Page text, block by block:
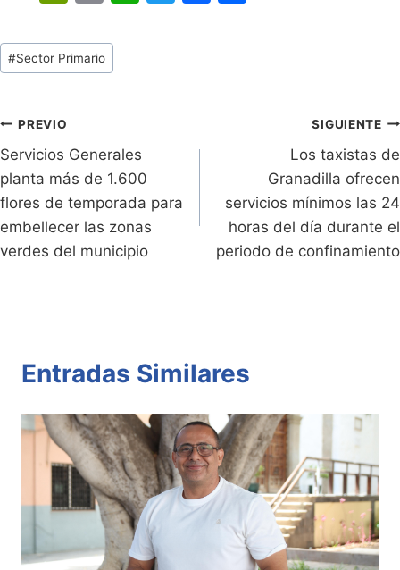
tF
ri
dl
y
p
y
k p
Tags
de
#Sector Primario
Navegación
de
entradas
PREVIO
Servicios Generales
planta más de 1.600
flores de temporada para
embellecer las zonas
verdes del municipio
SIGUIENTE
Los taxistas de
Granadilla ofrecen
servicios mínimos las 24
horas del día durante el
periodo de confinamiento
Entradas Similares